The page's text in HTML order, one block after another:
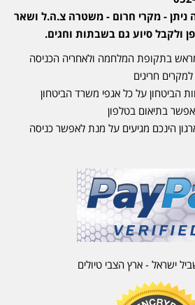
ניתן - מקרי חרום - משטרה צ.ה.ל ושאר
ולקבל סיוע גם בשבתות וחגים.
בתקופת המלחמה ולאחריה הכניסה
חריגים
הביטחון על כל אגפי משרד הביטחון
בתיאום בטלפון
הינכם מגיעים על מנת לאפשר כניסה
ישראל - ארץ הצבי טיולים